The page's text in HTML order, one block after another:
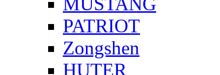
PATRIOT
Zongshen
HUTER